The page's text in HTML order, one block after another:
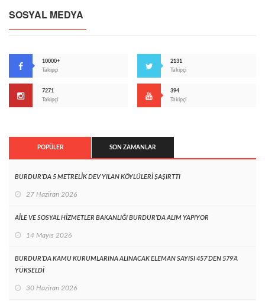
SOSYAL MEDYA
10000+
Takipçi
2131
Takipçi
7271
Takipçi
394
Takipçi
POPÜLER SON ZAMANLAR
BURDUR’DA 5 METRELİK DEV YILAN KÖYLÜLERİ ŞAŞIRTTI
27 Haziran 2026
AİLE VE SOSYAL HİZMETLER BAKANLIĞI BURDUR’DA ALIM YAPIYOR
14 Mayıs 2026
BURDUR’DA KAMU KURUMLARINA ALINACAK ELEMAN SAYISI 457’DEN 579’A
YÜKSELDİ
30 Haziran 2026